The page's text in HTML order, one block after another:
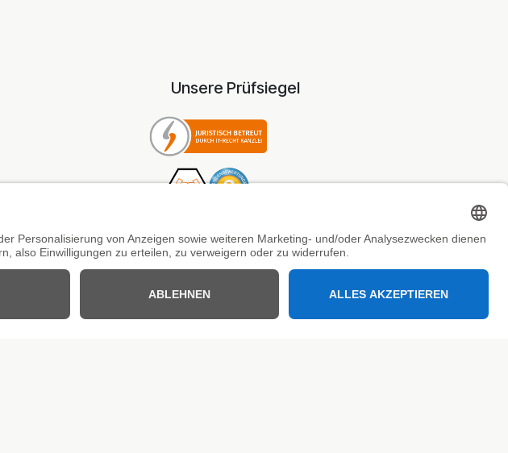
Unsere Prüfsiegel